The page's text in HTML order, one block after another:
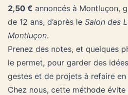
2,50 € annoncés à Montluçon,
de 12 ans, d’après le Salon des
Montluçon.
Prenez des notes, et quelques
le permet, pour garder des
gestes et de projets à refaire en
Chez nous, cette méthode évite